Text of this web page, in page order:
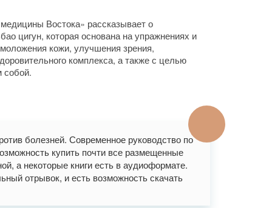
Востока» рассказывает о
цигун, которая основана на упражнениях и
кожи, улучшения зрения,
комплекса, а также с целью
собой.
болезней. Современное руководство по
купить почти все размещенные
а некоторые книги есть в аудиоформате.
отрывок, и есть возможность скачать